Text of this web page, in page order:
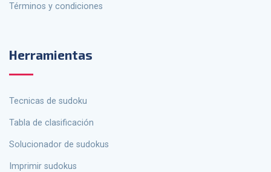
Términos y condiciones
Herramientas
tecnicas de sudoku
Tabla de clasificación
solucionador de sudokus
Imprimir sudokus